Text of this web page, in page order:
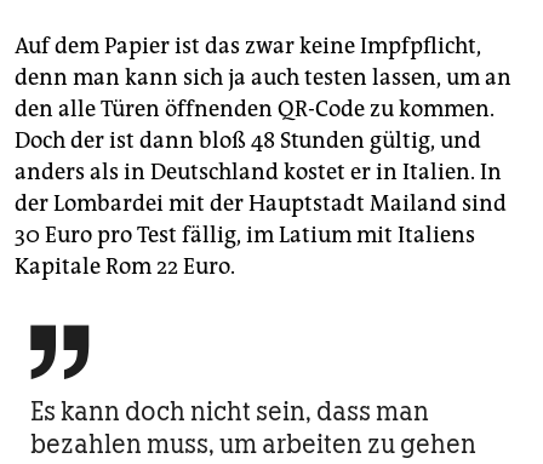
Auf dem Papier ist das zwar keine Impfpflicht,
denn man kann sich ja auch testen lassen, um an
den alle Türen öffnenden QR-Code zu kommen.
Doch der ist dann bloß 48 Stunden gültig, und
anders als in Deutschland kostet er in Italien. In
der Lombardei mit der Hauptstadt Mailand sind
30 Euro pro Test fällig, im Latium mit Italiens
Kapitale Rom 22 Euro.

Es kann doch nicht sein, dass man
bezahlen muss, um arbeiten zu gehen